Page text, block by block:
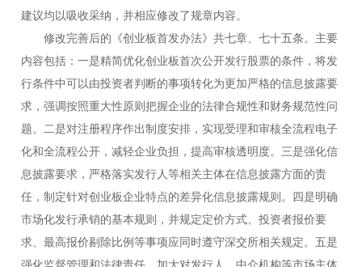
建议均以吸收采纳，并相应修改了规章内容。
修改完善后的《创业板首发办法》共七章、七十五条。主要
内容包括：一是精简优化创业板首次公开发行股票的条件，将发
行条件中可以由投资者判断的事项转化为更加严格的信息披露要
求，强调按照重大性原则把握企业的法律合规性和财务规范性问
题。二是对注册程序作出制度安排，实现受理和审核全流程电子
化和全流程公开，减轻企业负担，提高审核透明度。三是强化信
息披露要求，严格落实发行人等相关主体在信息披露方面的责
任，制定针对创业板企业特点的差异化信息披露规则。四是明确
市场化发行承销的基本规则，并规定定价方式、投资者报价要
求、最高报价剔除比例等事项应同时遵守深交所相关规定。五是
强化监督管理和法律责任，加大对发行人、中介机构等市场主体